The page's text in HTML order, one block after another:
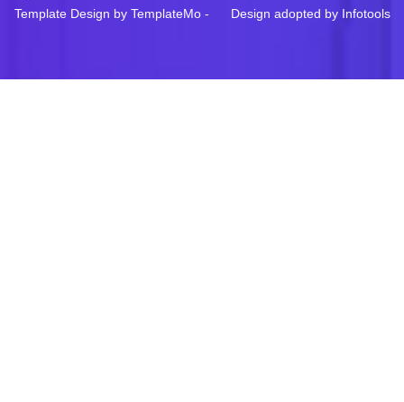
Template Design by TemplateMo- Design adopted by Infotools